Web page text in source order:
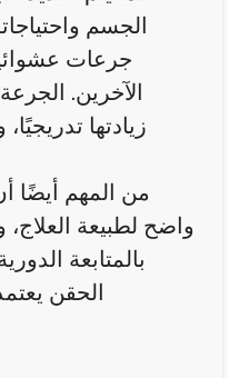
الجسم
جرعات
الآخرين.
زيادتها
من المهم
واضح لطبيعة العلاج،
بالمتابعة
الحقن